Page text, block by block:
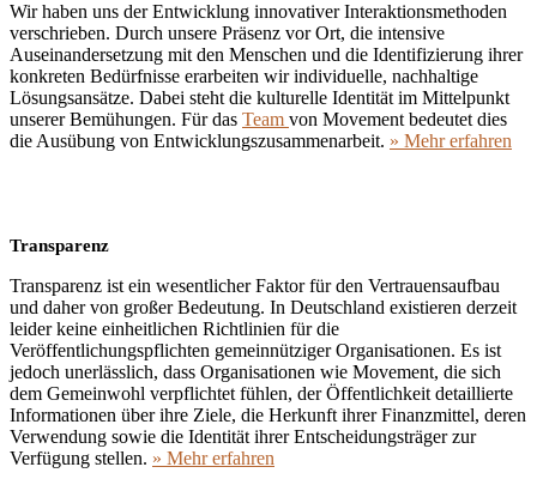
Wir haben uns der Entwicklung innovativer Interaktionsmethoden
verschrieben. Durch unsere Präsenz vor Ort, die intensive
Auseinandersetzung mit den Menschen und die Identifizierung ihrer
konkreten Bedürfnisse erarbeiten wir individuelle, nachhaltige
Lösungsansätze. Dabei steht die kulturelle Identität im Mittelpunkt
unserer Bemühungen. Für das Team von Movement bedeutet dies
die Ausübung von Entwicklungszusammenarbeit. » Mehr erfahren
Transparenz
Transparenz ist ein wesentlicher Faktor für den Vertrauensaufbau
und daher von großer Bedeutung. In Deutschland existieren derzeit
leider keine einheitlichen Richtlinien für die
Veröffentlichungspflichten gemeinnütziger Organisationen. Es ist
jedoch unerlässlich, dass Organisationen wie Movement, die sich
dem Gemeinwohl verpflichtet fühlen, der Öffentlichkeit detaillierte
Informationen über ihre Ziele, die Herkunft ihrer Finanzmittel, deren
Verwendung sowie die Identität ihrer Entscheidungsträger zur
Verfügung stellen. » Mehr erfahren